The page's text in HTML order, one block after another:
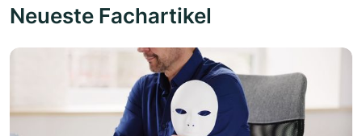
Neueste Fachartikel